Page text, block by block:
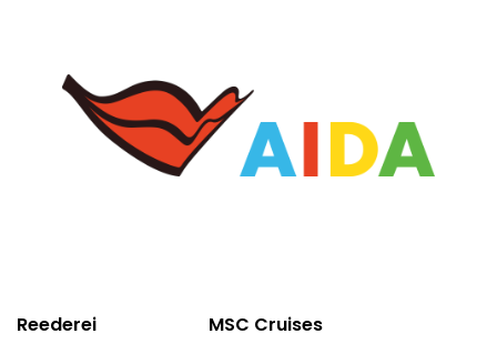
Reederei MSC Cruises